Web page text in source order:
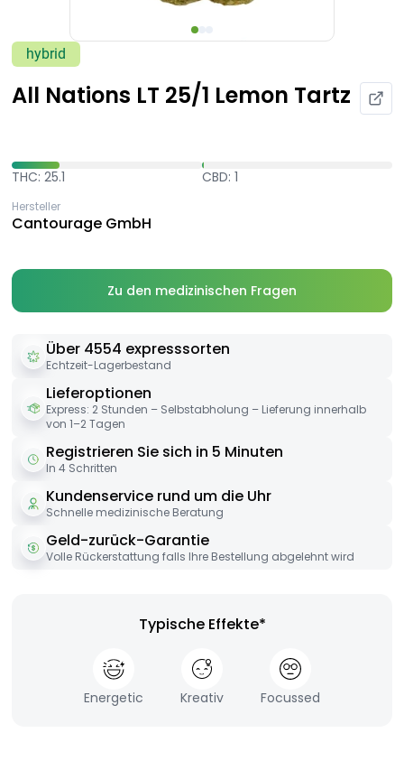
hybrid
All Nations LT 25/1 Lemon Tartz
THC: 25.1 CBD: 1
Hersteller
Cantourage GmbH
Zu den medizinischen Fragen
Über 4554 expresssorten
Echtzeit-Lagerbestand
Lieferoptionen
Express: 2 Stunden – Selbstabholung – Lieferung innerhalb
von 1–2 Tagen
Registrieren Sie sich in 5 Minuten
In 4 Schritten
Kundenservice rund um die Uhr
Schnelle medizinische Beratung
Geld-zurück-Garantie
Volle Rückerstattung falls Ihre Bestellung abgelehnt wird
Typische Effekte*
Energetic Kreativ Focussed